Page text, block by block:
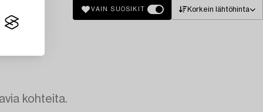
VAIN SUOSIKIT Korkein lähtöhinta
kohteita.